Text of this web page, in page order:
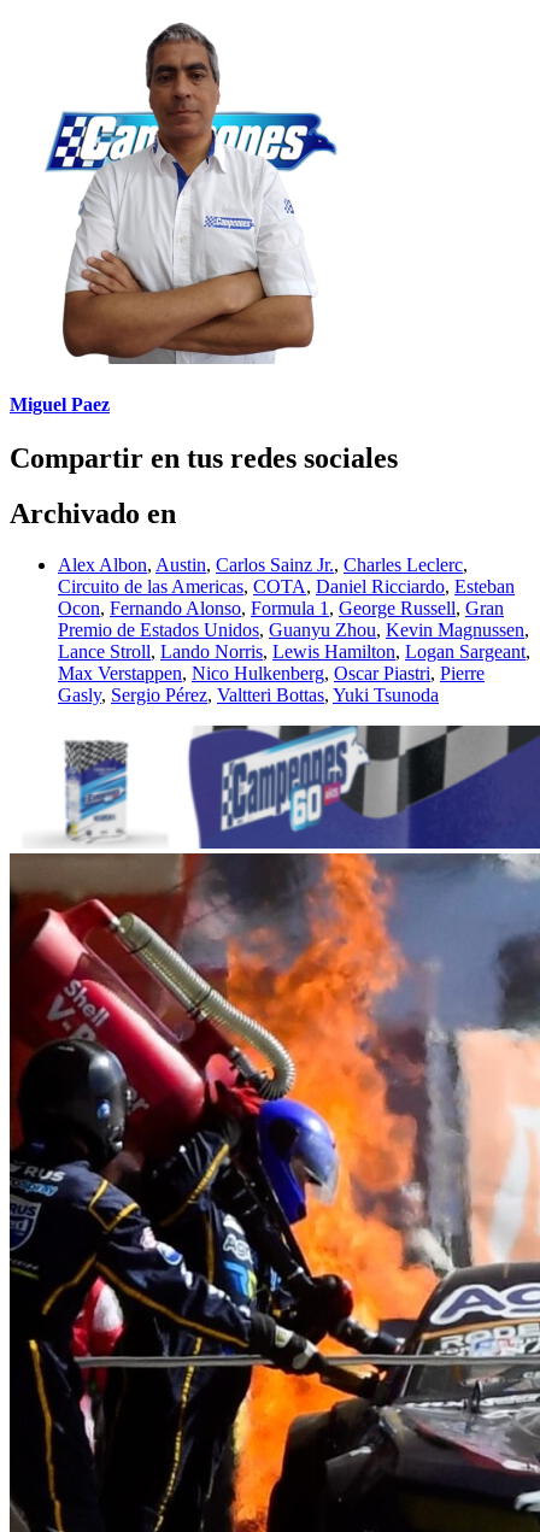
Miguel Paez
Compartir en tus redes sociales
Archivado en
Alex Albon, Austin, Carlos Sainz Jr., Charles Leclerc,
Circuito de las Americas, COTA, Daniel Ricciardo, Esteban
Ocon, Fernando Alonso, Formula 1 , George Russell, Gran
Premio de Estados Unidos, Guanyu Zhou, Kevin Magnussen,
Lance Stroll, Lando Norris, Lewis Hamilton, Logan Sargeant,
Max Verstappen, Nico Hulkenberg, Oscar Piastri, Pierre
Gasly, Sergio Pérez, Valtteri Bottas, Yuki Tsunoda